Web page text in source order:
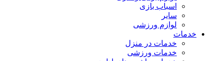
اسباب بازی
سایر
لوازم ورزشی
خدمات
خدمات در منزل
خدمات ورزشی